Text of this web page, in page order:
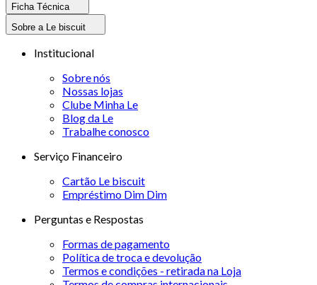
Ficha Técnica
Sobre a Le biscuit
Institucional
Sobre nós
Nossas lojas
Clube Minha Le
Blog da Le
Trabalhe conosco
Serviço Financeiro
Cartão Le biscuit
Empréstimo Dim Dim
Perguntas e Respostas
Formas de pagamento
Política de troca e devolução
Termos e condições - retirada na Loja